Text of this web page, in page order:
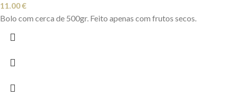
11.00€
Bolo com cerca de 500gr. Feito apenas com frutos secos.